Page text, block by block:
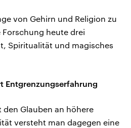
von Gehirn und Religion zu
heute drei
Spiritualität und magisches
Entgrenzungserfahrung
Glauben an höhere
versteht man dagegen eine